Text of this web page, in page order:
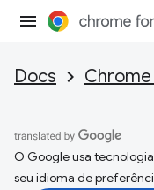
Docs
O Google usa
seu idioma de